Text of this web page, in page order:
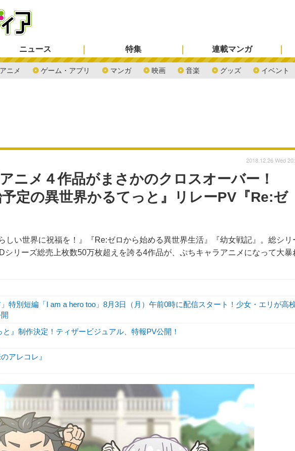
ニュース
アニメ ゲーム・アプリ マンガ 映画 音楽 グッズ イベント
特集 連載マンガ
ニメ４作品がまさかのクロスオーバー！
定の異世界かるてっと』リレーPV『Re:ゼ
しい世界に祝福を！』『Re:ゼロから始める異世界生活』『幼女戦記』。総シリ
シリーズ総売上枚数50万枚超えを誇る4作品が、ぷちキャラアニメになって大暴
2018.12.26 Wed
」特別短編「I am a hero too」8月3日（月）午前0時に配信スタート！少女・エリが高
』制作決定！ティザービジュアル、特報PV公開！
アレコレ』